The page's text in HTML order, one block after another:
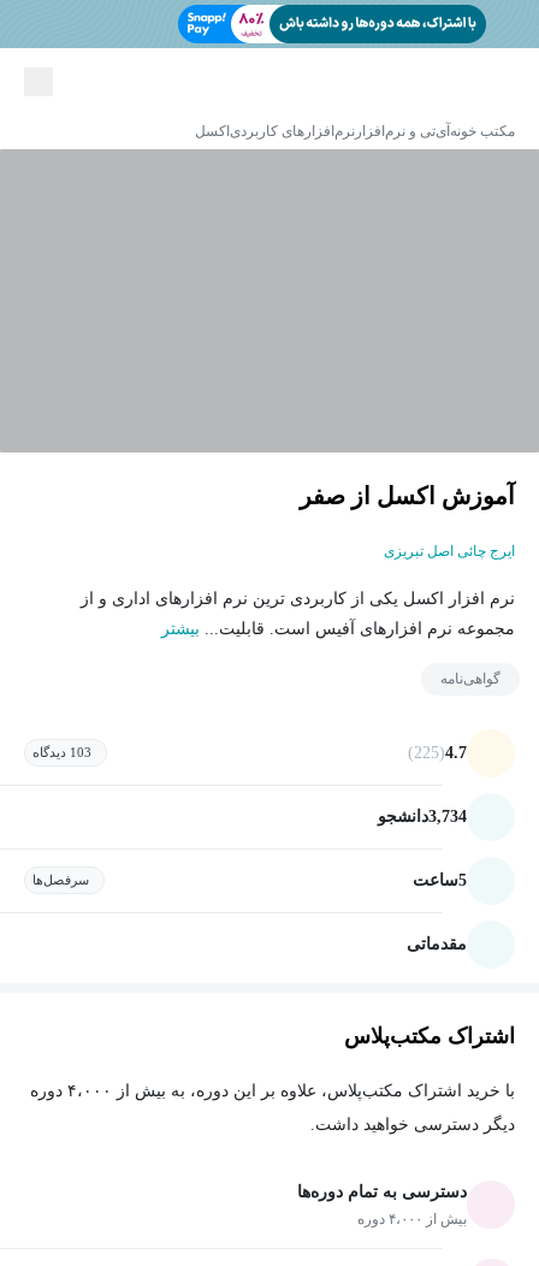
مکتب خونه آی‌تی و نرم‌افزار نرم‌افزارهای کاربردی اکسل
آموزش اکسل از صفر
ایرج چائی اصل تبریزی
نرم افزار اکسل یکی از کاربردی ترین نرم افزارهای اداری و از
مجموعه نرم افزارهای آفیس است. قابلیت... بیشتر
گواهی‌نامه
4.7
(225) 103 دیدگاه
3,734دانشجو
5ساعت سرفصل‌ها
مقدماتی
اشتراک مکتب‌پلاس
با خرید اشتراک مکتب‌پلاس، علاوه بر این دوره، به بیش از ۴،۰۰۰ دوره
دیگر دسترسی خواهید داشت.
دسترسی به تمام دوره‌ها
بیش از ۴،۰۰۰ دوره